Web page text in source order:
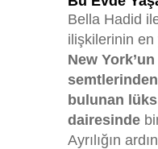
Bella Hadid
ilişkilerinin
New
bulunan lüks
dairesinde
Ayrılığın